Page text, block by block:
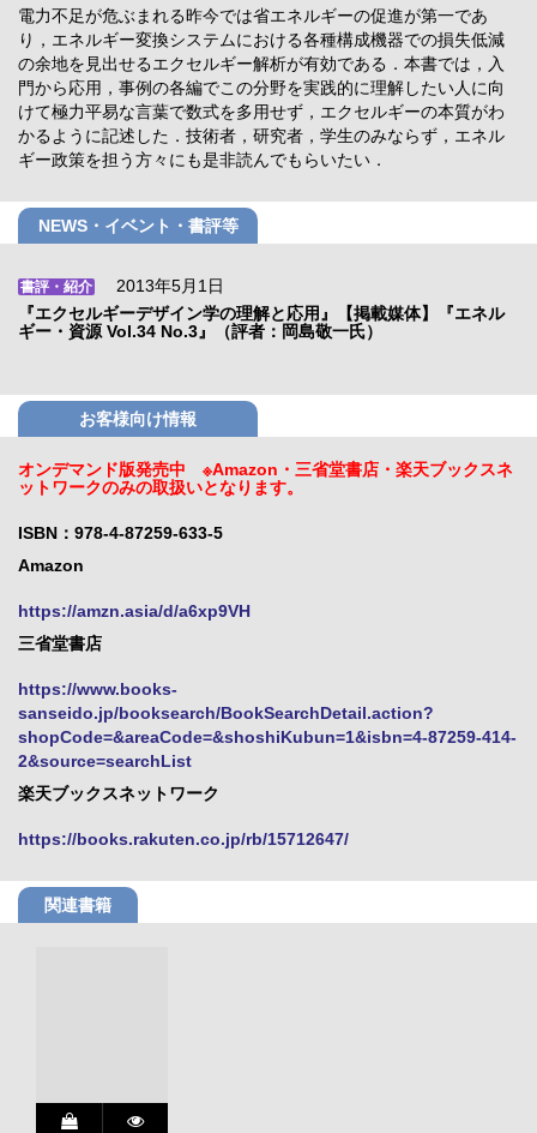
電力不足が危ぶまれる昨今では省エネルギーの促進が第一であ
り，エネルギー変換システムにおける各種構成機器での損失低減
の余地を見出せるエクセルギー解析が有効である．本書では，入
門から応用，事例の各編でこの分野を実践的に理解したい人に向
けて極力平易な言葉で数式を多用せず，エクセルギーの本質がわ
かるように記述した．技術者，研究者，学生のみならず，エネル
ギー政策を担う方々にも是非読んでもらいたい．
NEWS・イベント・書評等
書評・紹介
2013年5月1日
『エクセルギーデザイン学の理解と応用』【掲載媒体】『エネル
ギー・資源 Vol.34 No.3』（評者：岡島敬一氏）
お客様向け情報
オンデマンド版発売中 ※Amazon・三省堂書店・楽天ブックスネ
ットワークのみの取扱いとなります。
ISBN：978-4-87259-633-5
Amazon
https://amzn.asia/d/a6xp9VH
三省堂書店
https://www.books-
sanseido.jp/booksearch/BookSearchDetail.action?
shopCode=&areaCode=&shoshiKubun=1&isbn=4-87259-414-
2&source=searchList
楽天ブックスネットワーク
https://books.rakuten.co.jp/rb/15712647/
関連書籍